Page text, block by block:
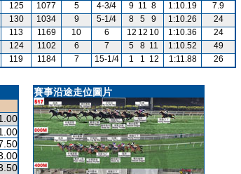
125 1077 5 4-3/4 9 11 8 1:10.19
7.9
130 1034 9 5-1/4 8 5 9 1:10.26
24
113 1169 10 6 12 12 10 1:10.36
24
124 1102 6 7 5 8 11 1:10.52
49
119 1184 7 15-1/4 1 1 12 1:11.88 26
賽事沿途走位圖片